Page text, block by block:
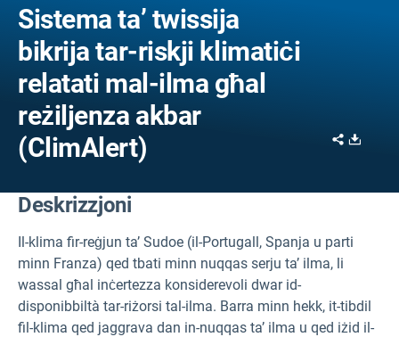
Sistema ta’ twissija
bikrija tar-riskji klimatiċi
relatati mal-ilma għal
reżiljenza akbar
(ClimAlert)
Share
Deskrizzjoni
Il-klima fir-reġjun ta’ Sudoe (il-Portugall, Spanja u parti
minn Franza) qed tbati minn nuqqas serju ta’ ilma, li
wassal għal inċertezza konsiderevoli dwar id-
disponibbiltà tar-riżorsi tal-ilma. Barra minn hekk, it-tibdil
fil-klima qed jaggrava dan in-nuqqas ta’ ilma u qed iżid il-